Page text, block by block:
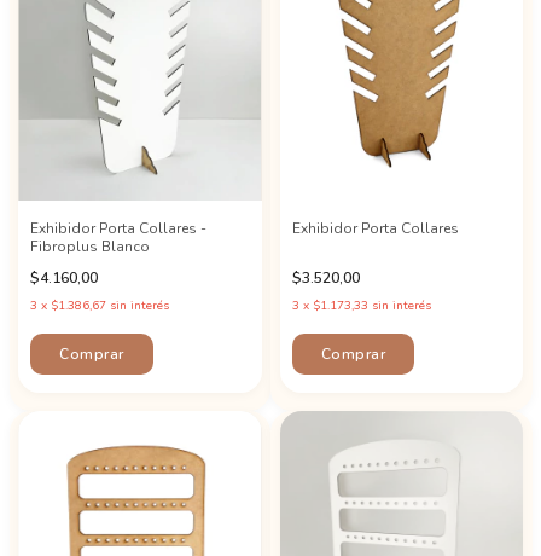
Exhibidor Porta Collares -
Fibroplus Blanco
$4.160,00
3 x $1.386,67 sin interés
Exhibidor Porta Collares
$3.520,00
3 x $1.173,33 sin interés